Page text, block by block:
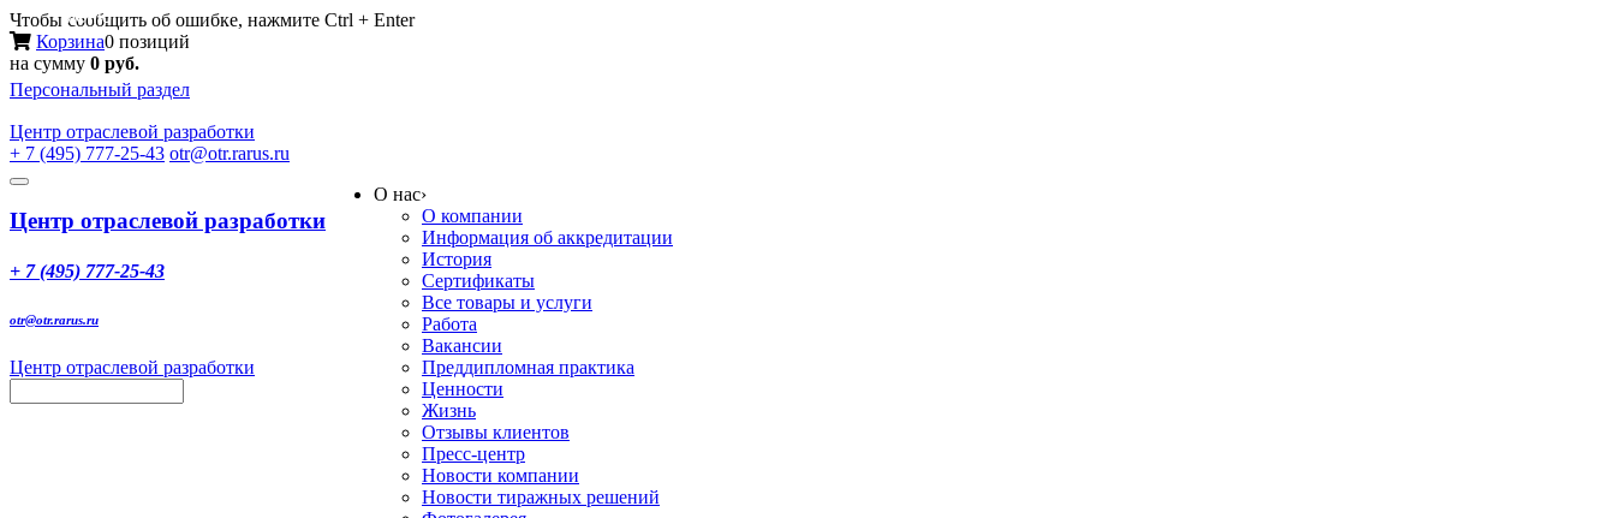
Чтобы сообщить об ошибке, нажмите Ctrl + Enter
Корзина0 позиций
на сумму 0 руб.
Персональный раздел
Центр отраслевой разработки
+ 7 (495) 777-25-43 otr@otr.rarus.ru
Toggle
Меню
Центр отраслевой разработки
+ 7 (495) 777-25-43
otr@otr.rarus.ru
Центр отраслевой разработки
О нас›
О компании
Информация об аккредитации
История
Сертификаты
Все товары и услуги
Работа
Вакансии
Преддипломная практика
Ценности
Жизнь
Отзывы клиентов
Пресс-центр
Новости компании
Новости тиражных решений